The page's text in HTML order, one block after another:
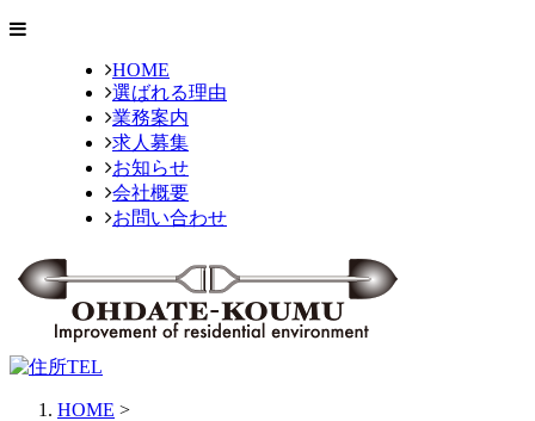
HOME
選ばれる理由
業務案内
求人募集
お知らせ
会社概要
お問い合わせ
HOME >